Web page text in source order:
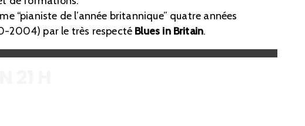
“pianiste de l’année britannique” quatre années
2004) par le très respecté Blues in Britain.